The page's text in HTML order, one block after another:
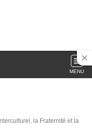
MENU
la Fraternité et la